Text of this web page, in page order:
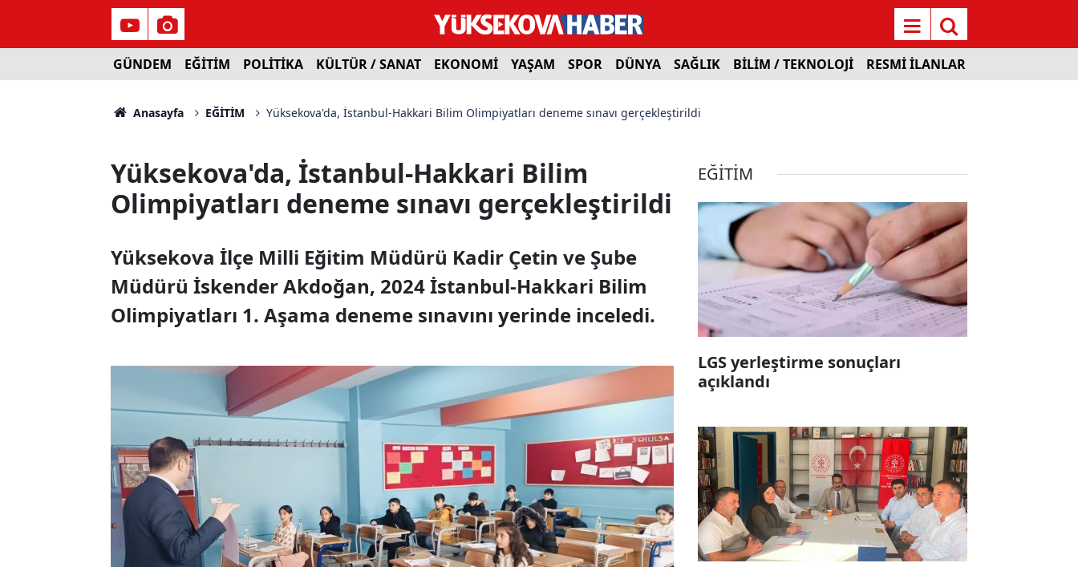
GÜNDEM EĞİTİM POLİTİKA KÜLTÜR / SANAT EKONOMİ YAŞAM SPOR DÜNYA SAĞLIK BİLİM / TEKNOLOJİ RESMİ İLANLAR
Anasayfa EĞİTİM Yüksekova'da, İstanbul-Hakkari Bilim Olimpiyatları deneme sınavı gerçekleştirildi
Yüksekova'da, İstanbul-Hakkari Bilim
Olimpiyatları deneme sınavı gerçekleştirildi
Yüksekova İlçe Milli Eğitim Müdürü Kadir Çetin ve Şube
Müdürü İskender Akdoğan, 2024 İstanbul-Hakkari Bilim
Olimpiyatları 1. Aşama deneme sınavını yerinde inceledi.
EĞİTİM
LGS yerleştirme sonuçları
açıklandı